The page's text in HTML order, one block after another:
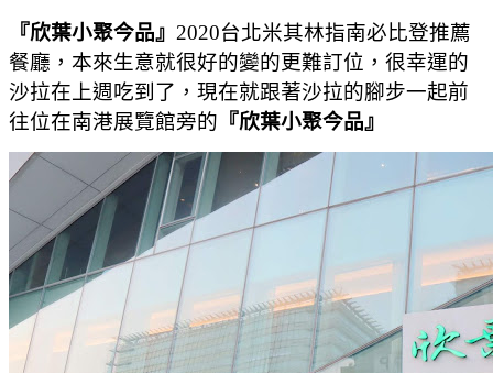
『欣葉小聚今品』 2020台北米其林指南必比登推薦
餐廳， 本來生意就很好的變的更難訂位，很幸運的
沙拉在上週吃到了，現在就跟著沙拉的腳步一起前
往位在南港展覽館旁的 『欣葉小聚今品』